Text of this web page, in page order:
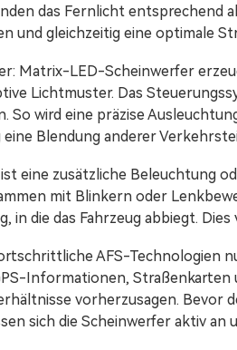
das Fernlicht entsprechend
und gleichzeitig eine optimale
Matrix-LED-Scheinwerfer
Lichtmuster. Das
So wird eine präzise
Blendung anderer
eine zusätzliche Beleuchtung
mit Blinkern oder
in die das Fahrzeug abbiegt.
AFS-Technologien
Informationen, Straßenkarten
vorherzusagen. Bevor
sich die Scheinwerfer aktiv an